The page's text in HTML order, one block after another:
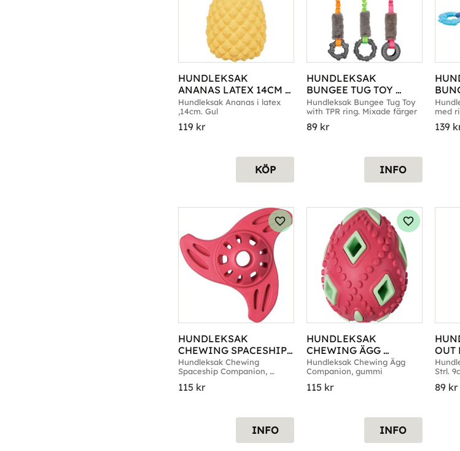
HUNDLEKSAK
ANANAS LATEX 14CM
GUL
Hundleksak Ananas i latex
,14cm. Gul
119 kr
KÖP
HUNDLEKSAK
BUNGEE TUG TOY
WITH TPR RING
Hundleksak Bungee Tug Toy
with TPR ring. Mixade färger
89kr
INFO
med
139
HUNDLEKSAK
CHEWING SPACESHIP
COMPANION
Hundleksak Chewing
Spaceship Companion,
115 kr
Lägg till i favoriter
INFO
HUNDLEKSAK
CHEWING ÄGG
COMPANION
Hundleksak Chewing Ägg
Companion, gummi
115 kr
Lägg till i
INFO
OUT
Strl.
89kr